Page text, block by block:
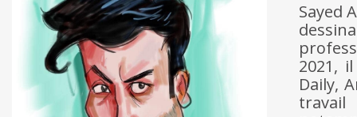
Sayed
2021,
Daily,
travail